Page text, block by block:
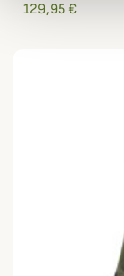
129,95 €